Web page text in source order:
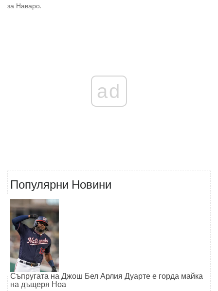
за Наваро.
ad
Популярни Новини
Съпругата на Джош Бел Арлия Дуарте е горда майка
на дъщеря Ноа